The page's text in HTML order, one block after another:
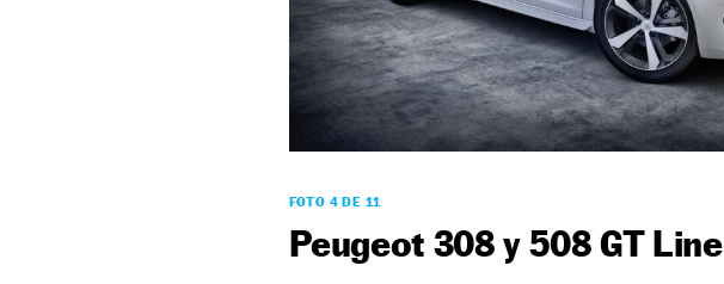
FOTO 4 DE 11
Peugeot 308 y 508 GT Line